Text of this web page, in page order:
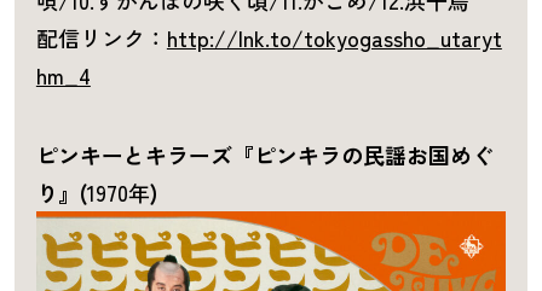
配信リンク： http://lnk.to/tokyogassho_utaryt
hm_4
ピンキーとキラーズ『ピンキラの民謡お国めぐ
り』(1970年)